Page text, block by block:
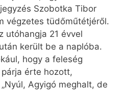
Szobotka Tibor
végzetes tüdőműtétjéről.
utóhangja 21 évvel
került be a naplóba.
hogy a feleség
érte hozott,
Agyigó meghalt, de